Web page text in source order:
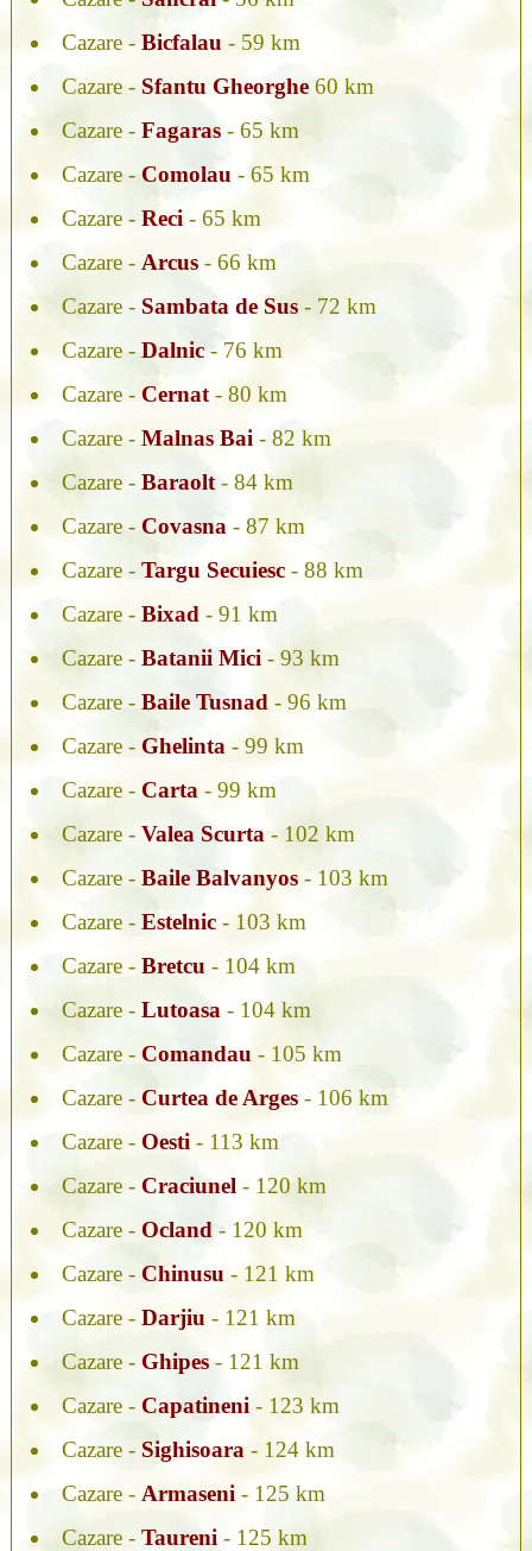
Cazare - Bicfalau - 59 km
Cazare - Sfantu Gheorghe60 km
Cazare - Fagaras- 65 km
Cazare - Comolau - 65 km
Cazare - Reci - 65 km
Cazare - Arcus- 66 km
Cazare - Sambata de Sus- 72 km
Cazare - Dalnic- 76 km
Cazare - Cernat- 80 km
Cazare - Malnas Bai - 82 km
Cazare - Baraolt- 84 km
Cazare - Covasna - 87 km
Cazare - Targu Secuiesc- 88 km
Cazare - Bixad - 91 km
Cazare - Batanii Mici- 93 km
Cazare - Baile Tusnad - 96 km
Cazare - Ghelinta - 99 km
Cazare - Carta - 99 km
Cazare - Valea Scurta - 102 km
Cazare - Baile Balvanyos- 103 km
Cazare - Estelnic- 103 km
Cazare - Bretcu - 104 km
Cazare - Lutoasa - 104 km
Cazare - Comandau - 105 km
Cazare - Curtea de Arges- 106 km
Cazare - Oesti - 113 km
Cazare - Craciunel - 120 km
Cazare - Ocland - 120 km
Cazare - Chinusu - 121 km
Cazare - Darjiu - 121 km
Cazare - Ghipes- 121 km
Cazare - Capatineni - 123 km
Cazare - Sighisoara - 124 km
Cazare - Armaseni - 125 km
Cazare - Taureni - 125 km